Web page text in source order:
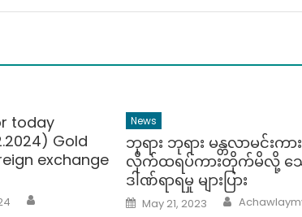
today
Gold
exchange
News
ဘုရား ဘုရား မန္တလာမင်းကာ
လိုက်ထရပ်ကားတိုက်မိလို့ သ
ဒါဏ်ရာရမှု များပြား
Posted
on
May 21, 2023 Author